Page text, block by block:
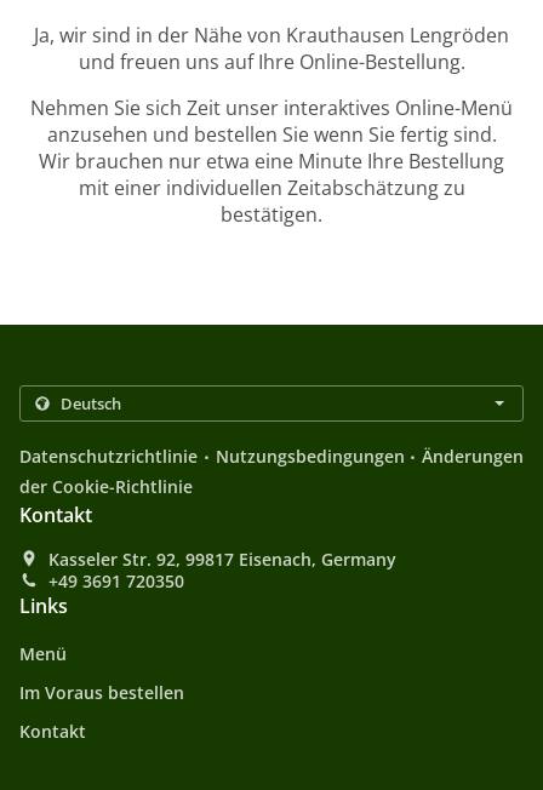
Ja, wir sind in der Nähe von Krauthausen Lengröden
und freuen uns auf Ihre Online-Bestellung.
Nehmen Sie sich Zeit unser interaktives Online-Menü
anzusehen und bestellen Sie wenn Sie fertig sind.
Wir brauchen nur etwa eine Minute Ihre Bestellung
mit einer individuellen Zeitabschätzung zu
bestätigen.
Datenschutzrichtlinie . Nutzungsbedingungen . Änderungen
der Cookie-Richtlinie
Kontakt
Kasseler Str. 92, 99817 Eisenach, Germany
+49 3691 720350
Links
Menü
Im Voraus bestellen
Kontakt